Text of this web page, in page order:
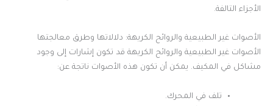
الأجزاء التالفة.
الأصوات غير الطبيعية والروائح الكريهة: دلالاتها وطرق معالجتها
الأصوات غير الطبيعية والروائح الكريهة قد تكون إشارات إلى وجود
مشاكل في المكيف. يمكن أن تكون هذه الأصوات ناتجة عن:
تلف في المحرك.